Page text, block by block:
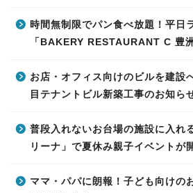
時間無制限でパン食べ放題！平日
「BAKERY RESTAURANT C 豊
お店・オフィス向けのビルを建設
目テナントビル新築工事のお知ら
普段入れないお台場の施設に入れ
リーナ」で夏休み親子イベントが
ママ・パパに朗報！子ども向けの